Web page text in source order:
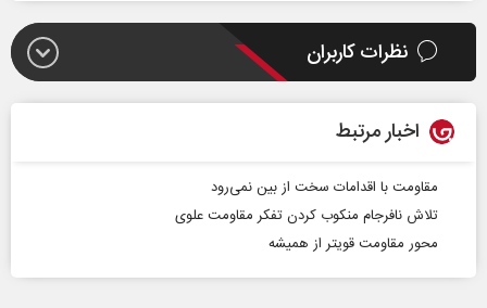
نظرات کاربران
اخبار مرتبط
مقاومت با اقدامات سخت از بین نمی‌رود
تلاش نافرجام منکوب کردن تفکر مقاومت علوی
محور مقاومت قویتر از همیشه